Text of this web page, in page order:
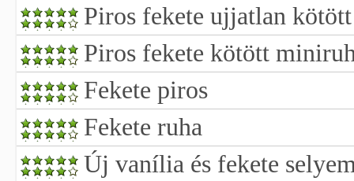
Piros fekete ujjatlan
Piros fekete kötött
Fekete piros
Fekete ruha
Új vanília és fekete